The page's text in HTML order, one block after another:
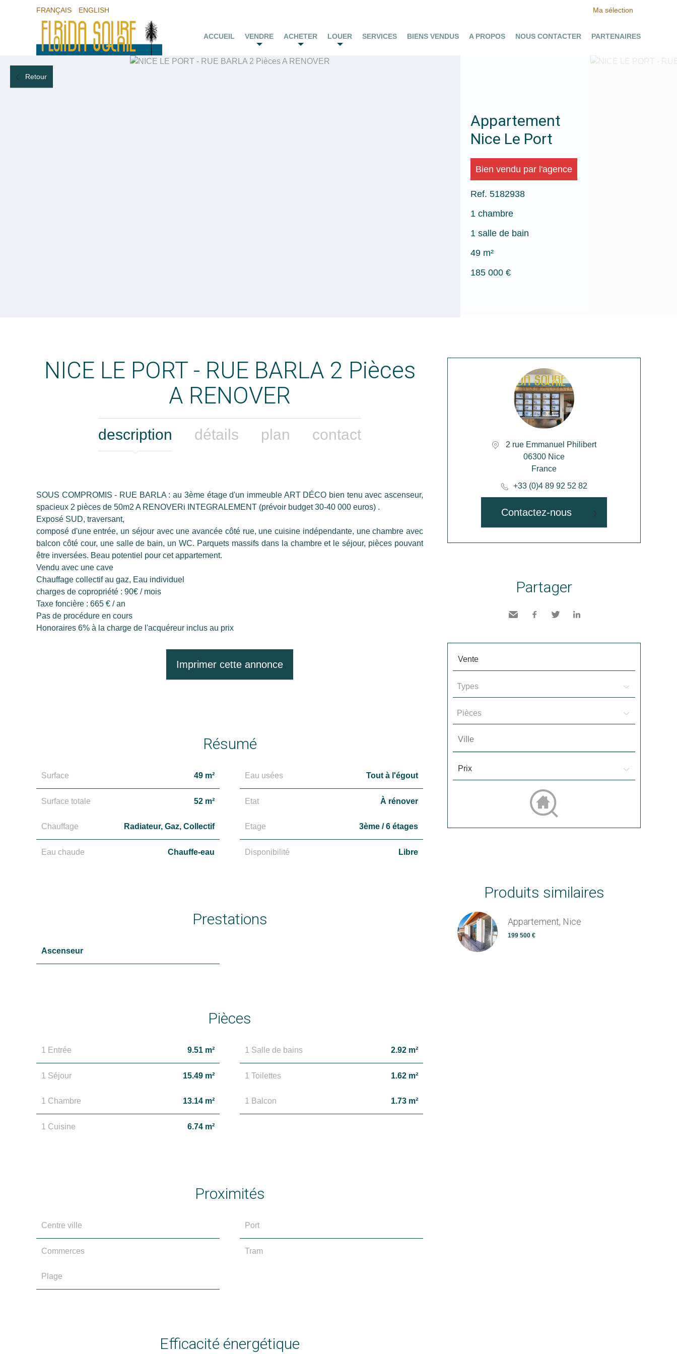
FRANÇAIS ENGLISH Ma sélection
ACCUEIL VENDRE ACHETER LOUER SERVICES BIENS VENDUS A PROPOS NOUS CONTACTER PARTENAIRES
Retour
Appartement
Nice Le Port
Bien vendu par l'agence
Ref. 5182938
1 chambre
1 salle de bain
49 m²
185 000 €
NICE LE PORT - RUE BARLA 2 Pièces
A RENOVER
description détails plan contact
SOUS COMPROMIS - RUE BARLA : au 3ème étage d'un immeuble ART DÉCO bien tenu avec ascenseur,
spacieux 2 pièces de 50m2 A RENOVERi INTEGRALEMENT (prévoir budget 30-40 000 euros) .
Exposé SUD, traversant,
composé d'une entrée, un séjour avec une avancée côté rue, une cuisine indépendante, une chambre avec
balcon côté cour, une salle de bain, un WC. Parquets massifs dans la chambre et le séjour, pièces pouvant
être inversées. Beau potentiel pour cet appartement.
Vendu avec une cave
Chauffage collectif au gaz, Eau individuel
charges de copropriété : 90€ / mois
Taxe foncière : 665 € / an
Pas de procédure en cours
Honoraires 6% à la charge de l'acquéreur inclus au prix
Imprimer cette annonce
Résumé
Surface 49 m²
Surface totale 52 m²
Chauffage Radiateur, Gaz, Collectif
Eau chaude Chauffe-eau
Eau usées Tout à l'égout
Etat À rénover
Etage 3ème / 6 étages
Disponibilité Libre
Prestations
Ascenseur
Pièces
1 Entrée 9.51 m²
1 Séjour 15.49 m²
1 Chambre 13.14 m²
1 Cuisine 6.74 m²
1 Salle de bains 2.92 m²
1 Toilettes 1.62 m²
1 Balcon 1.73 m²
Proximités
Centre ville
Commerces
Plage
Port
Tram
Efficacité énergétique
2 rue Emmanuel Philibert
06300 Nice
France
+33 (0)4 89 92 52 82
Contactez-nous
Partager
Types
Pièces
Produits similaires
Appartement, Nice
199 500 €